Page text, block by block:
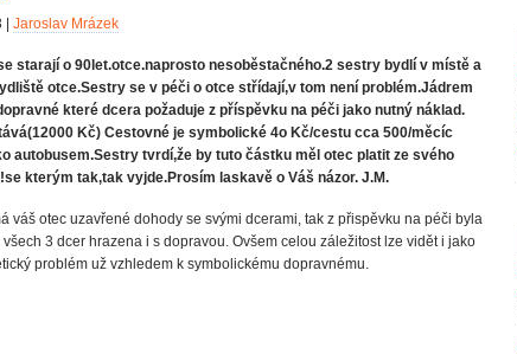
Jaroslav Mrázek
starají o 90let.otce.naprosto nesoběstačného.2 sestry bydlí v místě a
otce.Sestry se v péči o otce střídají,v tom není problém.Jádrem
které dcera požaduje z příspěvku na péči jako nutný náklad.
Kč) Cestovné je symbolické 4o Kč/cestu cca 500/měcíc
autobusem.Sestry tvrdí,že by tuto částku měl otec platit ze svého
kterým tak,tak vyjde.Prosím laskavě o Váš názor. J.M.
váš otec uzavřené dohody se svými dcerami, tak z přispěvku na péči byla
3 dcer hrazena i s dopravou. Ovšem celou záležitost lze vidět i jako
problém už vzhledem k symbolickému dopravnému.